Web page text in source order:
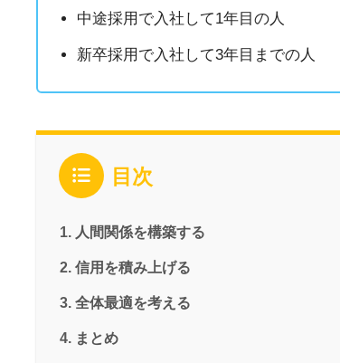
中途採用で入社して1年目の人
新卒採用で入社して3年目までの人
目次
人間関係を構築する
信用を積み上げる
全体最適を考える
まとめ